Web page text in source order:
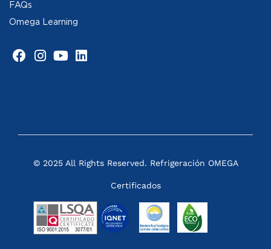
FAQs
Omega Learning
© 2025 All Rights Reserved. Refrigeración OMEGA
Certificados